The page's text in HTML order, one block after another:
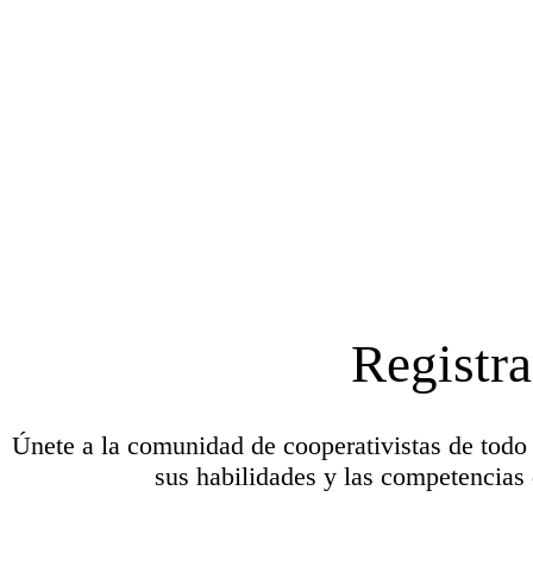
Únete a la comunidad de cooperativistas de
sus habilidades y las